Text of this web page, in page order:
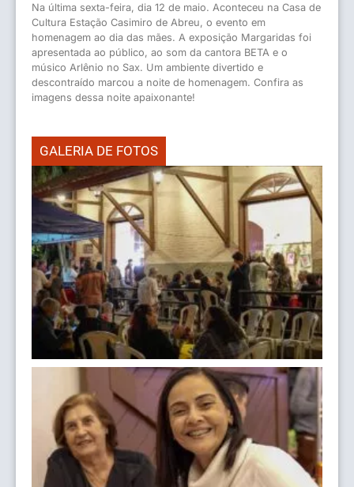
Na última sexta-feira, dia 12 de maio. Aconteceu na Casa de
Cultura Estação Casimiro de Abreu, o evento em
homenagem ao dia das mães. A exposição Margaridas foi
apresentada ao público, ao som da cantora BETA e o
músico Arlênio no Sax. Um ambiente divertido e
descontraído marcou a noite de homenagem. Confira as
imagens dessa noite apaixonante!
GALERIA DE FOTOS